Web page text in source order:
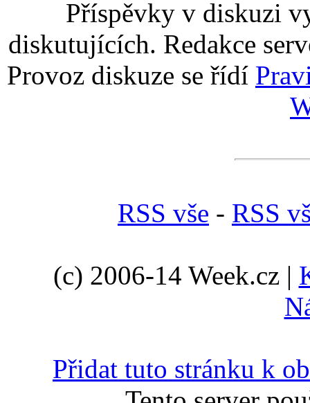
Příspěvky v diskuzi
diskutujících. Redakce
Provoz diskuze se řídí
RSS vše - RSS
(c) 2006-14 Week.cz |
Přidat tuto stránku k